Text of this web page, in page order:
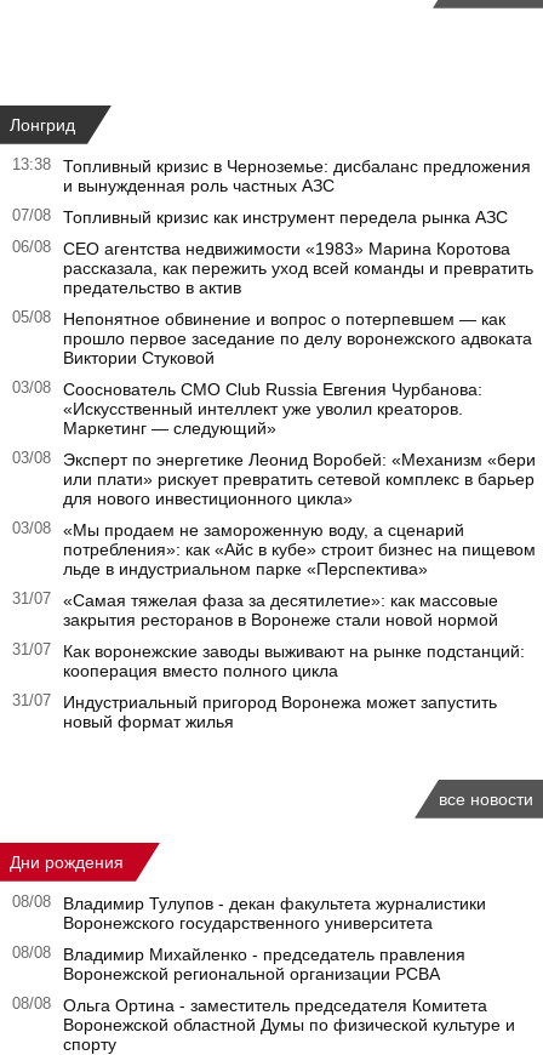
Лонгрид
13:38
Топливный кризис в Черноземье: дисбаланс предложения
и вынужденная роль частных АЗС
07/08 Топливный кризис как инструмент передела рынка АЗС
06/08
CEO агентства недвижимости «1983» Марина Коротова
рассказала, как пережить уход всей команды и превратить
предательство в актив
05/08
Непонятное обвинение и вопрос о потерпевшем — как
прошло первое заседание по делу воронежского адвоката
Виктории Стуковой
03/08
Сооснователь CMO Club Russia Евгения Чурбанова:
«Искусственный интеллект уже уволил креаторов.
Маркетинг — следующий»
03/08
Эксперт по энергетике Леонид Воробей: «Механизм «бери
или плати» рискует превратить сетевой комплекс в барьер
для нового инвестиционного цикла»
03/08
«Мы продаем не замороженную воду, а сценарий
потребления»: как «Айс в кубе» строит бизнес на пищевом
льде в индустриальном парке «Перспектива»
31/07
«Самая тяжелая фаза за десятилетие»: как массовые
закрытия ресторанов в Воронеже стали новой нормой
31/07
Как воронежские заводы выживают на рынке подстанций:
кооперация вместо полного цикла
31/07
Индустриальный пригород Воронежа может запустить
новый формат жилья
все новости
Дни рождения
08/08
Владимир Тулупов - декан факультета журналистики
Воронежского государственного университета
08/08
Владимир Михайленко - председатель правления
Воронежской региональной организации РСВА
08/08
Ольга Ортина - заместитель председателя Комитета
Воронежской областной Думы по физической культуре и
спорту